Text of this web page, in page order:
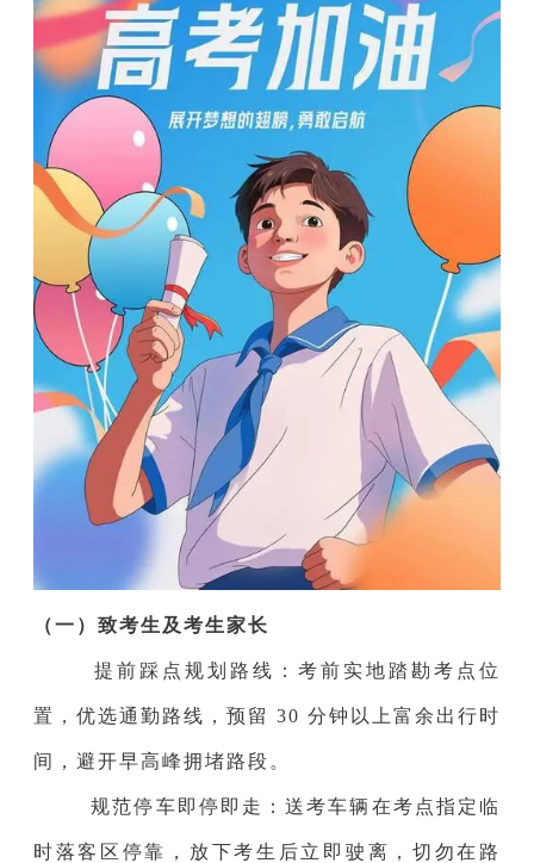
（一）致考生及考生家长
提前踩点规划路线：考前实地踏勘考点位
置，优选通勤路线，预留 30 分钟以上富余出行时
间，避开早高峰拥堵路段。
规范停车即停即走：送考车辆在考点指定临
时落客区停靠，放下考生后立即驶离，切勿在路